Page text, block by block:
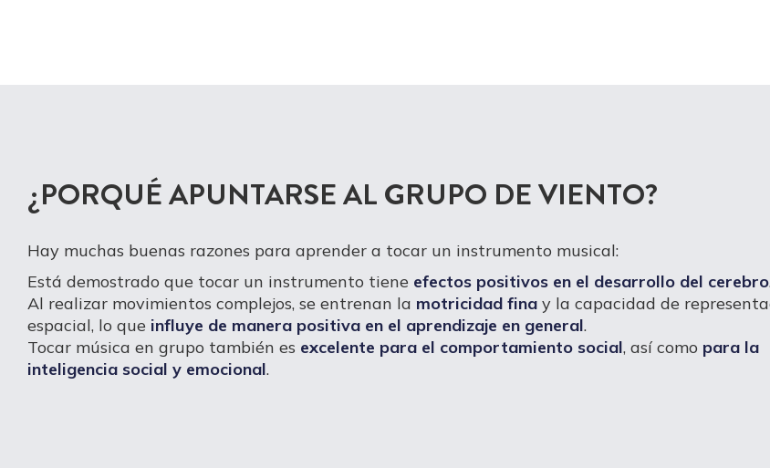
¿PORQUÉ APUNTARSE AL GRUPO DE VIENTO?
Hay muchas buenas razones para aprender a tocar un instrumento musical:
Está demostrado que tocar un instrumento tiene efectos positivos en el desarrollo del cerebro
Al realizar movimientos complejos, se entrenan la motricidad fina y la capacidad de
espacial, lo que influye de manera positiva en el aprendizaje en general.
Tocar música en grupo también es excelente para el comportamiento social, así como para la
inteligencia social y emocional.